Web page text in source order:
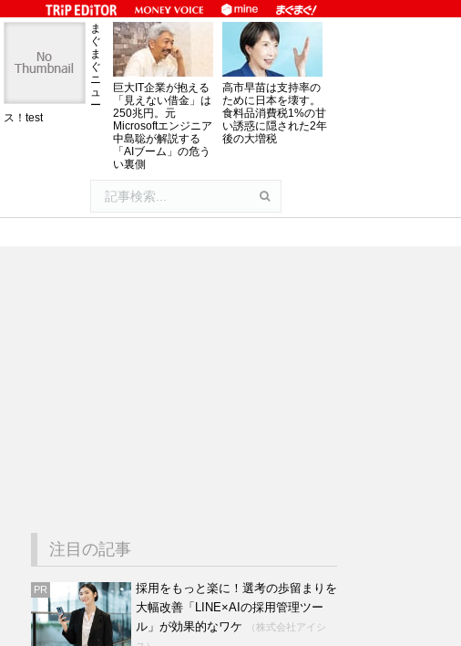
ま
ぐ
ま
ぐ
ニ
ュ
ー
ス！test
巨大IT企業が抱える
「見えない借金」は
250兆円。元
Microsoftエンジニア
中島聡が解説する
「AIブーム」の危う
い裏側
高市早苗は支持率の
ために日本を壊す。
食料品消費税1%の甘
い誘惑に隠された2年
後の大増税
注目の記事
PR
採用をもっと楽に！選考の歩留まりを
大幅改善「LINE×AIの採用管理ツー
ル」が効果的なワケ
（株式会社アイシ